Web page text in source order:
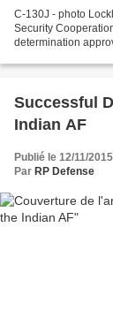
C-130J - photo
Security
determination
Successful
Indian AF
Publié le 12/11/
Par RP Defense